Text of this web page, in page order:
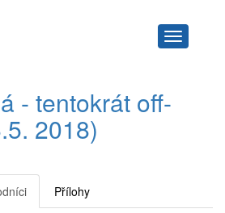
Navigace
- tentokrát off-
2018)
Přílohy